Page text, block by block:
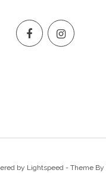
by Lightspeed - Theme By